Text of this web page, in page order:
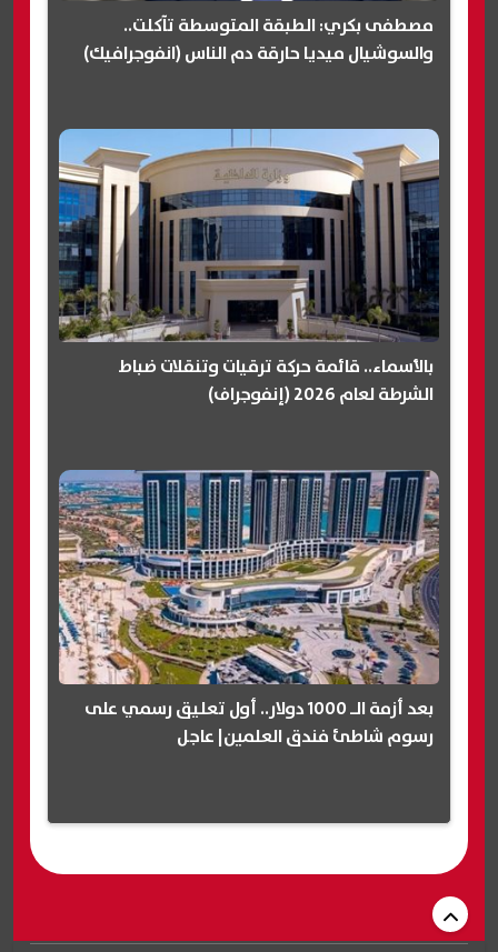
مصطفى بكري: الطبقة المتوسطة تآكلت..
والسوشيال ميديا حارقة دم الناس (انفوجرافيك)
بالأسماء.. قائمة حركة ترقيات وتنقلات ضباط
الشرطة لعام 2026 (إنفوجراف)
بعد أزمة الـ 1000 دولار.. أول تعليق رسمي على
رسوم شاطئ فندق العلمين| عاجل